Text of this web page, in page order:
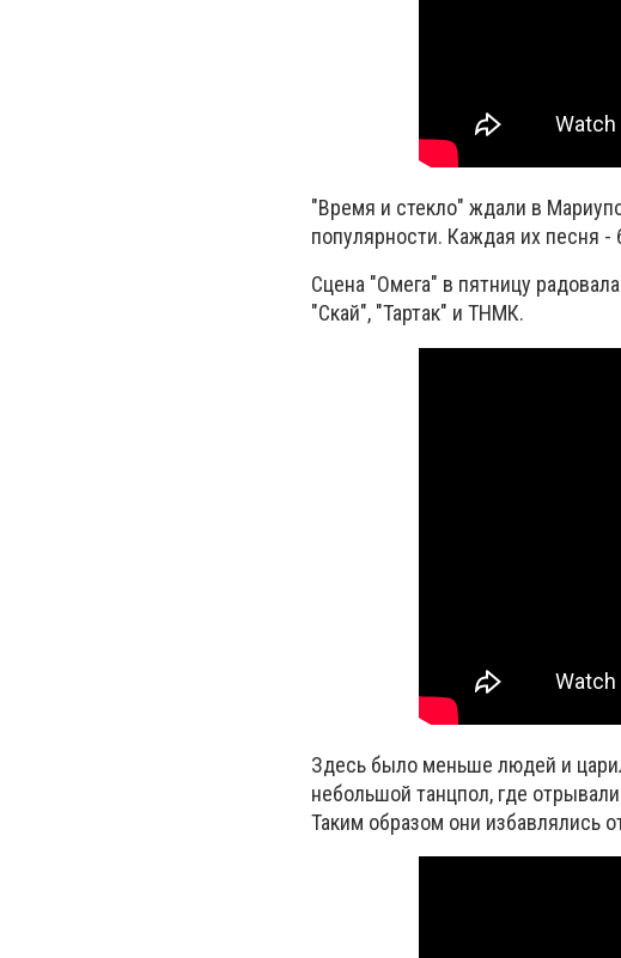
"Время и стекло" ждали в
популярности. Каждая их песня -
Сцена "Омега" в пятницу
"Скай", "Тартак" и ТНМК.
Здесь было меньше людей и
небольшой танцпол, где
Таким образом они избавлялись